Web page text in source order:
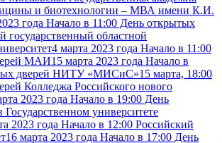
и биотехнологии – МВА имени К.И.
года Начало в 11:00 День открытых
государственный областной
4 марта 2023 года Начало в 11:00
МАИ15 марта 2023 года Начало в
дверей НИТУ «МИСиС»15 марта, 18:00
Колледжа Российского нового
2023 года Начало в 19:00 День
университете
2023 года Начало в 12:00 Российский
16 марта 2023 года Начало в 17:00 День